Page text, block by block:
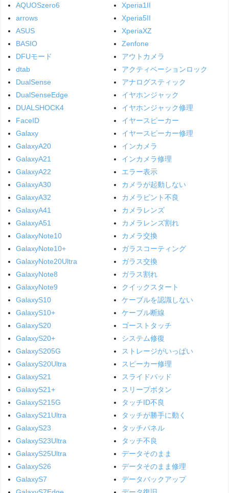
AQUOSzero6
arrows
ASUS
BASIO
DFUモード
dtab
DualSense
DualSenseEdge
DUALSHOCK4
FaceID
Galaxy
GalaxyA20
GalaxyA21
GalaxyA22
GalaxyA30
GalaxyA32
GalaxyA41
GalaxyA51
GalaxyNote10
GalaxyNote10+
GalaxyNote20Ultra
GalaxyNote8
GalaxyNote9
GalaxyS10
GalaxyS10+
GalaxyS20
GalaxyS20+
GalaxyS205G
GalaxyS20Ultra
GalaxyS21
GalaxyS21+
GalaxyS215G
GalaxyS21Ultra
GalaxyS23
GalaxyS23Ultra
GalaxyS25Ultra
GalaxyS26
GalaxyS7
Xperia1II
Xperia5II
XperiaXZ
Zenfone
アウトカメラ
アクティベーションロック
アナログスティック
イヤホンジャック
イヤホンジャック修理
イヤースピーカー
イヤースピーカー修理
インカメラ
インカメラ修理
エラー表示
カメラが起動しない
カメラピント不良
カメラレンズ
カメラレンズ割れ
カメラ交換
ガラスコーティング
ガラス交換
ガラス割れ
クイックスタート
ケーブルを認識しない
ケーブル断線
ゴーストタッチ
システム修復
ストレージがいっぱい
スピーカー修理
スライドパッド
スリープボタン
タッチID不良
タッチが勝手に動く
タッチパネル
タッチ不良
データそのまま
データそのまま修理
データバックアップ